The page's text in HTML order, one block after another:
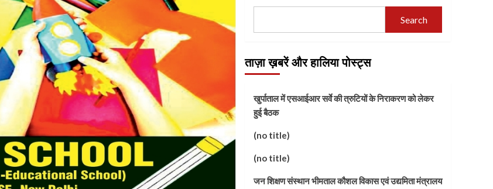
Search
ताज़ा ख़बरें और हालिया पोस्ट्स
खुर्पाताल में एसआईआर सर्वे की त्रुटियों के निराकरण को लेकर
हुई बैठक
(no title)
(no title)
जन शिक्षण संस्थान भीमताल कौशल विकास एवं उद्यमिता मंत्रालय